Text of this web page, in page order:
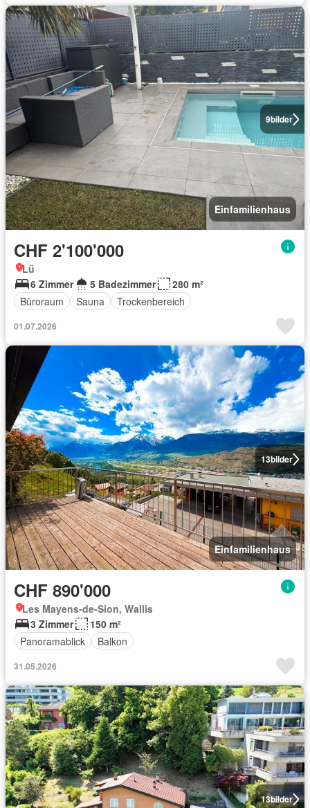
9bilder
Einfamilienhaus
CHF 2'100'000
Lü
6 Zimmer
5 Badezimmer
280 m²
Büroraum
Sauna Trockenbereich
01.07.2026
13bilder
Einfamilienhaus
CHF 890'000
Les Mayens-de-Sion, Wallis
3 Zimmer
150 m²
Panoramablick
Balkon
31.05.2026
13bilder